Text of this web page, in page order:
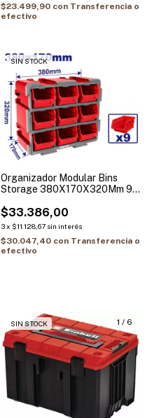
$23.499,90 con Transferencia o
efectivo
SIN STOCK
Organizador Modular Bins
Storage 380X170X320Mm 9
$33.386,00
3x $11.128,67 sin interés
$30.047,40 con Transferencia o
efectivo
1 / 6
SIN STOCK